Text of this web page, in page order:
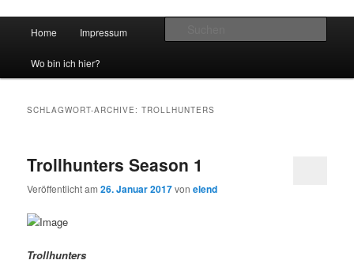
vidgames.de
Zum Inhalt wechseln
Zum sekundären Inhalt wechseln
Home Impressum
Wo bin ich hier?
SCHLAGWORT-ARCHIVE:TROLLHUNTERS
Trollhunters Season 1
Veröffentlicht am26. Januar 2017vonelend
Trollhunters